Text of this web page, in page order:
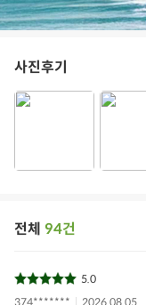
사진후기
전체 94건
5.0
374*******
2026.08.05